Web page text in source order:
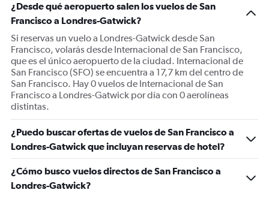
¿Desde qué aeropuerto salen los vuelos de San
Francisco a Londres-Gatwick?
Si reservas un vuelo a Londres-Gatwick desde San
Francisco, volarás desde Internacional de San Francisco,
que es el único aeropuerto de la ciudad. Internacional de
San Francisco (SFO) se encuentra a 17,7 km del centro de
San Francisco. Hay 0 vuelos de Internacional de San
Francisco a Londres-Gatwick por día con 0 aerolíneas
distintas.
¿Puedo buscar ofertas de vuelos de San Francisco a
Londres-Gatwick que incluyan reservas de hotel?
¿Cómo busco vuelos directos de San Francisco a
Londres-Gatwick?